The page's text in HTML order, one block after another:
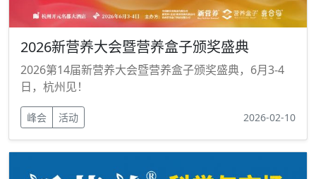
2026新营养大会暨营养盒子颁奖盛典
2026第14届新营养大会暨营养盒子颁奖盛典，6月3-4
日，杭州见！
峰会 活动 2026-02-10